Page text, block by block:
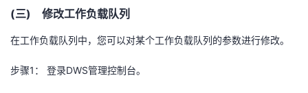
(三) 修改工作负载队列
在工作负载队列中，您可以对某个工作负载队列的参数进行修改。
步骤1 ： 登录DWS管理控制台。